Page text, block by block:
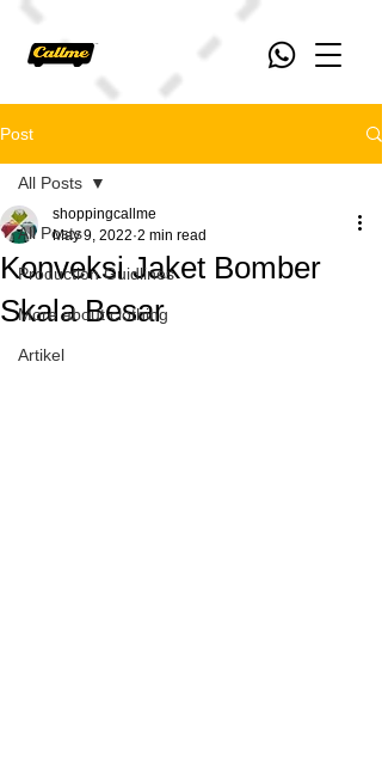
Post
All Posts
Production Guidlines
More about clothing
Artikel
All Posts
Konveksi Jaket Bomber
Skala Besar
shoppingcallme
May 9, 2022 2 min read